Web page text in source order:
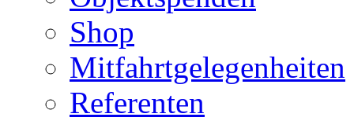
Shop
Mitfahrtgelegenheiten
Referenten